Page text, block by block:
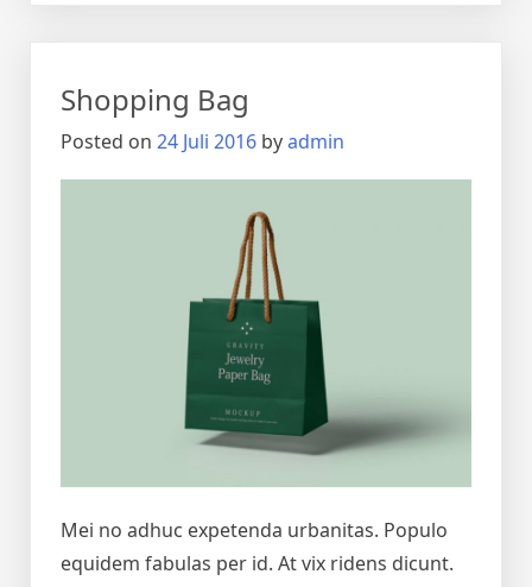
Shopping Bag
Posted on 24 Juli 2016 byadmin
Mei no adhuc expetenda urbanitas. Populo
equidem fabulas per id. At vix ridens dicunt.